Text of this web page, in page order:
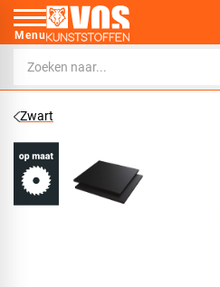
Menu
Zwart